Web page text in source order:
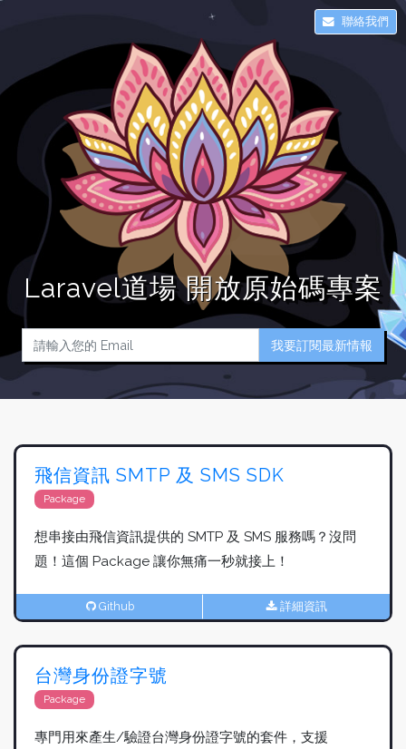
聯絡我們
Laravel道場 開放原始碼專案
飛信資訊 SMTP 及 SMS SDK
Package
想串接由飛信資訊提供的 SMTP 及 SMS 服務嗎？沒問
題！這個 Package 讓你無痛一秒就接上！
Github 詳細資訊
台灣身份證字號
Package
專門用來產生/驗證台灣身份證字號的套件，支援